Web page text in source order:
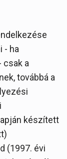
- ha
csak a
továbbá a
készített
(1997. évi